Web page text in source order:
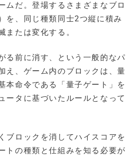
ムだ。登場するさまざまなブロ
を、同じ種類同士2つ縦に積み
または変化する。
る前に消す、という一般的なパ
え、ゲーム内のブロックは、量
本命令である「量子ゲート」を
ータに基づいたルールとなって
ブロックを消してハイスコアを
トの種類と仕組みを知る必要が